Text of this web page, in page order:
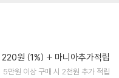
220원 (1%) 마니아추가적립
5만원 이상 구매 시 2천원 추가 적립